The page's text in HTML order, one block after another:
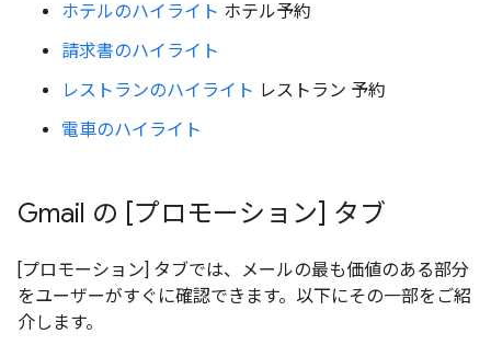
ホテルのハイライト ホテル予約
請求書のハイライト
レストランのハイライト レストラン 予約
電車のハイライト
Gmail の [プロモーション] タブ
[プロモーション] タブでは、メールの最も価値のある部分
をユーザーがすぐに確認できます。以下にその一部をご紹
介します。